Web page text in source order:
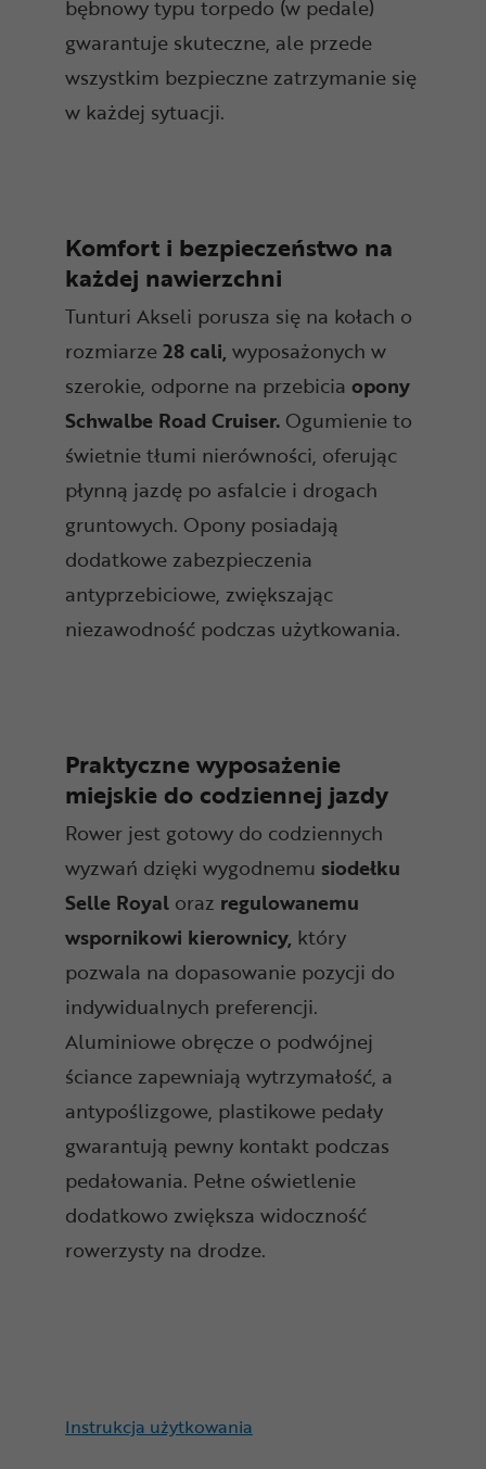
bębnowy typu torpedo (w pedale)
gwarantuje skuteczne, ale przede
wszystkim bezpieczne zatrzymanie się
w każdej sytuacji.
Komfort i bezpieczeństwo na
każdej nawierzchni
Tunturi Akseli porusza się na kołach o
rozmiarze28 cali, wyposażonych w
szerokie, odporne na przebicia opony
Schwalbe Road Cruiser. Ogumienie to
świetnie tłumi nierówności, oferując
płynną jazdę po asfalcie i drogach
gruntowych. Opony posiadają
dodatkowe zabezpieczenia
antyprzebiciowe, zwiększając
niezawodność podczas użytkowania.
Praktyczne wyposażenie
miejskie do codziennej jazdy
Rower jest gotowy do codziennych
wyzwań dzięki wygodnemu siodełku
Selle Royal oraz regulowanemu
wspornikowi kierownicy, który
pozwala na dopasowanie pozycji do
indywidualnych preferencji.
Aluminiowe obręcze o podwójnej
ściance zapewniają wytrzymałość, a
antypoślizgowe, plastikowe pedały
gwarantują pewny kontakt podczas
pedałowania. Pełne oświetlenie
dodatkowo zwiększa widoczność
rowerzysty na drodze.
Instrukcja użytkowania